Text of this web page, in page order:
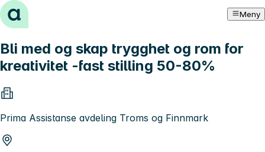
Hopp til innhold Meny
Bli med og skap trygghet og rom for
kreativitet -fast stilling 50-80%
Prima Assistanse avdeling Troms og Finnmark